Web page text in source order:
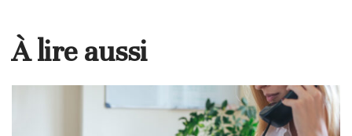
À lire aussi